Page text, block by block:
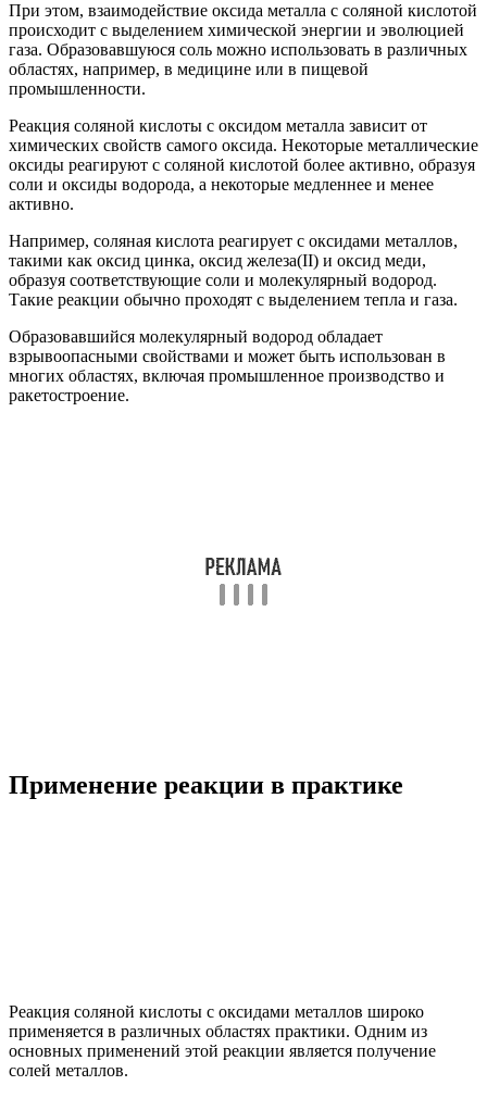
При этом, взаимодействие оксида металла с соляной кислотой
происходит с выделением химической энергии и эволюцией
газа. Образовавшуюся соль можно использовать в различных
областях, например, в медицине или в пищевой
промышленности.
Реакция соляной кислоты с оксидом металла зависит от
химических свойств самого оксида. Некоторые металлические
оксиды реагируют с соляной кислотой более активно, образуя
соли и оксиды водорода, а некоторые медленнее и менее
активно.
Например, соляная кислота реагирует с оксидами металлов,
такими как оксид цинка, оксид железа(II) и оксид меди,
образуя соответствующие соли и молекулярный водород.
Такие реакции обычно проходят с выделением тепла и газа.
Образовавшийся молекулярный водород обладает
взрывоопасными свойствами и может быть использован в
многих областях, включая промышленное производство и
ракетостроение.
Применение реакции в практике
Реакция соляной кислоты с оксидами металлов широко
применяется в различных областях практики. Одним из
основных применений этой реакции является получение
солей металлов.